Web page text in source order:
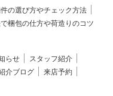
の選び方やチェック方法
梱包の仕方や荷造りのコツ
らせ
スタッフ紹介
介ブログ
来店予約